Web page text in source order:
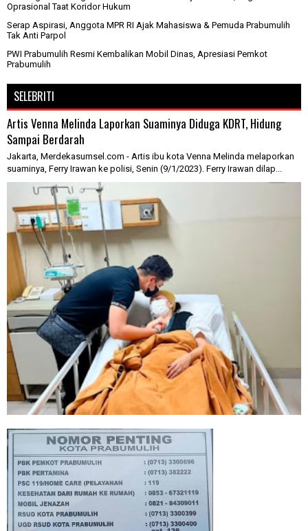
Oprasional Taat Koridor Hukum
Serap Aspirasi, Anggota MPR RI Ajak Mahasiswa & Pemuda Prabumulih
Tak Anti Parpol
PWI Prabumulih Resmi Kembalikan Mobil Dinas, Apresiasi Pemkot
Prabumulih
SELEBRITI
Artis Venna Melinda Laporkan Suaminya Diduga KDRT, Hidung
Sampai Berdarah
Jakarta, Merdekasumsel.com - Artis ibu kota Venna Melinda melaporkan
suaminya, Ferry Irawan ke polisi, Senin (9/1/2023). Ferry Irawan dilap...